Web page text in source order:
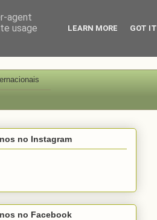
no Instagram
no Facebook
agent
usage
LEARN MORE GOT IT